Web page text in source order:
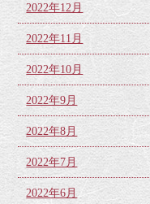
2022年12月
2022年11月
2022年10月
2022年9月
2022年8月
2022年7月
2022年6月